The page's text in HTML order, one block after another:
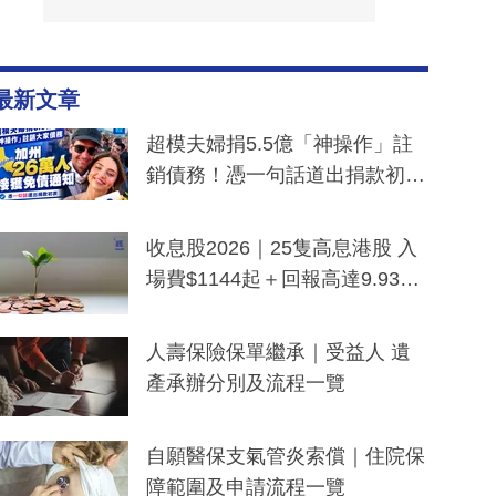
新文章
超模夫婦捐5.5億「神操作」註
銷債務！憑一句話道出捐款初
一度被誤當詐騙手段
收息股2026｜25隻高息港股 入
場費$1144起＋回報高達9.93
人壽保險保單繼承｜受益人 遺
產承辦分別及流程一覽
自願醫保支氣管炎索償｜住院保
障範圍及申請流程一覽